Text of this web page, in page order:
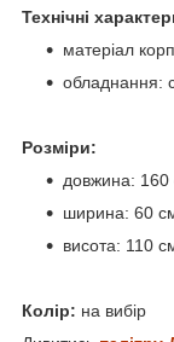
Технічні
матеріал
обладнання:
Розміри:
довжина: 160
ширина: 60
висота: 110
Колір: на вибір